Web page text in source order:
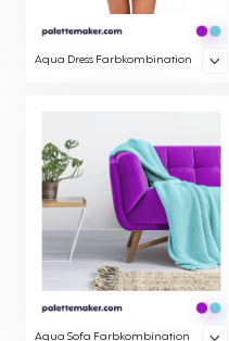
Aqua Dress Farbkombination
Aqua Sofa Farbkombination